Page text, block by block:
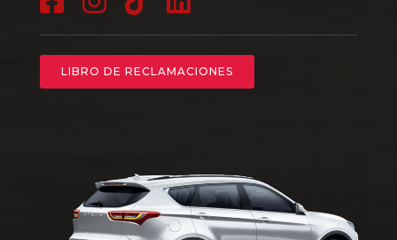
LIBRO DE RECLAMACIONES